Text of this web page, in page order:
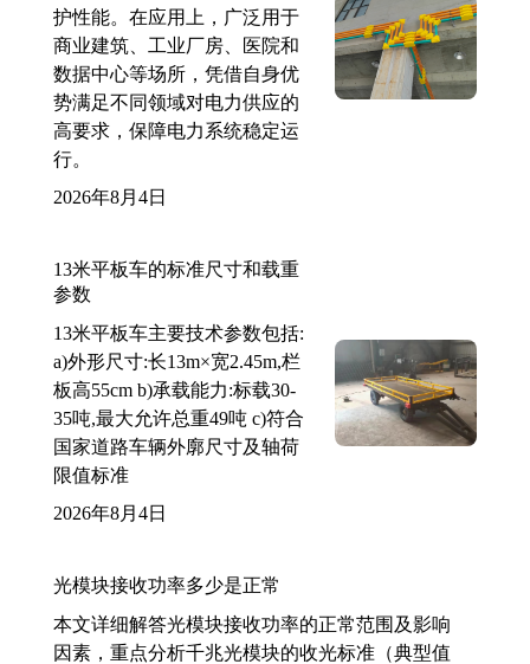
护性能。在应用上，广泛用于
商业建筑、工业厂房、医院和
数据中心等场所，凭借自身优
势满足不同领域对电力供应的
高要求，保障电力系统稳定运
行。
2026年8月4日
13米平板车的标准尺寸和载重
参数
13米平板车主要技术参数包括:
a)外形尺寸:长13m×宽2.45m,栏
板高55cm b)承载能力:标载30-
35吨,最大允许总重49吨 c)符合
国家道路车辆外廓尺寸及轴荷
限值标准
2026年8月4日
光模块接收功率多少是正常
本文详细解答光模块接收功率的正常范围及影响
因素，重点分析千兆光模块的收光标准（典型值